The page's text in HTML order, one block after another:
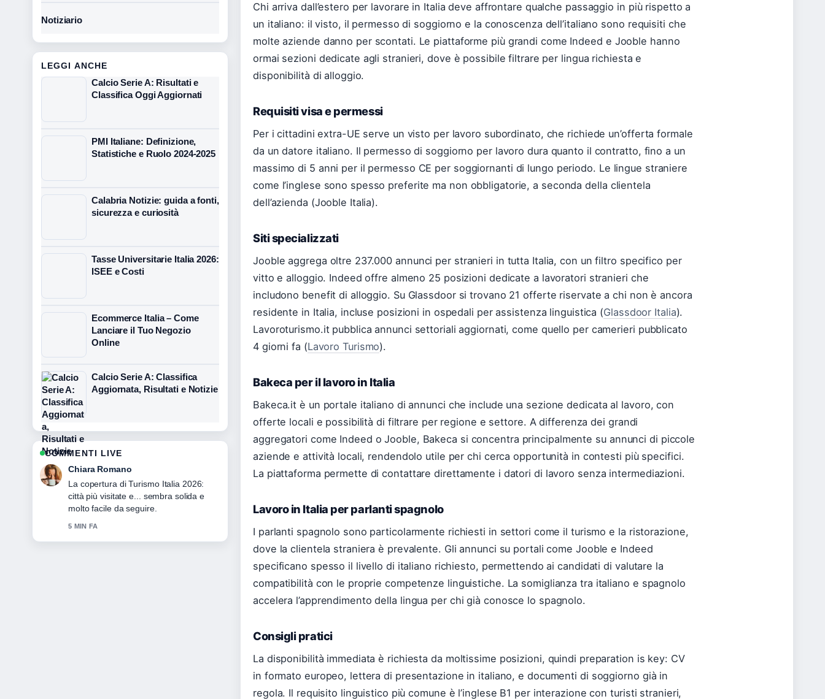
Chi arriva dall’estero per lavorare in Italia deve affrontare qualche passaggio in più rispetto a
un italiano: il visto, il permesso di soggiorno e la conoscenza dell’italiano sono requisiti che
molte aziende danno per scontati. Le piattaforme più grandi come Indeed e Jooble hanno
ormai sezioni dedicate agli stranieri, dove è possibile filtrare per lingua richiesta e
disponibilità di alloggio.
Requisiti visa e permessi
Per i cittadini extra-UE serve un visto per lavoro subordinato, che richiede un’offerta formale
da un datore italiano. Il permesso di soggiorno per lavoro dura quanto il contratto, fino a un
massimo di 5 anni per il permesso CE per soggiornanti di lungo periodo. Le lingue straniere
come l’inglese sono spesso preferite ma non obbligatorie, a seconda della clientela
dell’azienda (Jooble Italia).
Siti specializzati
Jooble aggrega oltre 237.000 annunci per stranieri in tutta Italia, con un filtro specifico per
vitto e alloggio. Indeed offre almeno 25 posizioni dedicate a lavoratori stranieri che
includono benefit di alloggio. Su Glassdoor si trovano 21 offerte riservate a chi non è ancora
residente in Italia, incluse posizioni in ospedali per assistenza linguistica (Glassdoor Italia).
Lavoroturismo.it pubblica annunci settoriali aggiornati, come quello per camerieri pubblicato
4 giorni fa (Lavoro Turismo).
Bakeca per il lavoro in Italia
Bakeca.it è un portale italiano di annunci che include una sezione dedicata al lavoro, con
offerte locali e possibilità di filtrare per regione e settore. A differenza dei grandi
aggregatori come Indeed o Jooble, Bakeca si concentra principalmente su annunci di piccole
aziende e attività locali, rendendolo utile per chi cerca opportunità in contesti più specifici.
La piattaforma permette di contattare direttamente i datori di lavoro senza intermediazioni.
Lavoro in Italia per parlanti spagnolo
I parlanti spagnolo sono particolarmente richiesti in settori come il turismo e la ristorazione,
dove la clientela straniera è prevalente. Gli annunci su portali come Jooble e Indeed
specificano spesso il livello di italiano richiesto, permettendo ai candidati di valutare la
compatibilità con le proprie competenze linguistiche. La somiglianza tra italiano e spagnolo
accelera l’apprendimento della lingua per chi già conosce lo spagnolo.
Consigli pratici
La disponibilità immediata è richiesta da moltissime posizioni, quindi preparation is key: CV
in formato europeo, lettera di presentazione in italiano, e documenti di soggiorno già in
regola. Il requisito linguistico più comune è l’inglese B1 per interazione con turisti stranieri,
Notiziario
LEGGI ANCHE
Calcio Serie A: Risultati e
Classifica Oggi Aggiornati
PMI Italiane: Definizione,
Statistiche e Ruolo 2024-2025
Calabria Notizie: guida a fonti,
sicurezza e curiosità
Tasse Universitarie Italia 2026:
ISEE e Costi
Ecommerce Italia – Come
Lanciare il Tuo Negozio
Online
Calcio Serie A: Classifica
Aggiornata, Risultati e Notizie
COMMENTI LIVE
Chiara Romano
La copertura di Turismo Italia 2026:
città più visitate e... sembra solida e
molto facile da seguire.
5 MIN FA